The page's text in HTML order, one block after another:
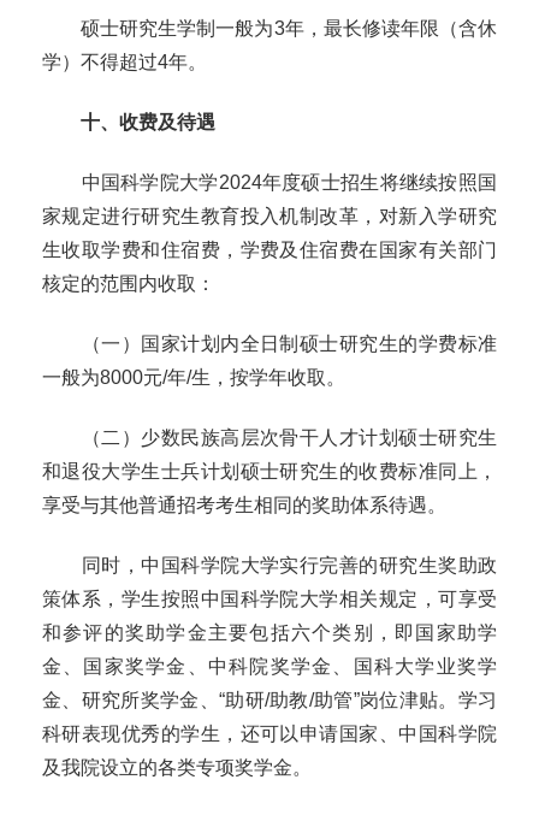
硕士研究生学制一般为3年，最长修读年限（含休
学）不得超过4年。
十、收费及待遇
中国科学院大学2024年度硕士招生将继续按照国
家规定进行研究生教育投入机制改革，对新入学研究
生收取学费和住宿费，学费及住宿费在国家有关部门
核定的范围内收取：
（一）国家计划内全日制硕士研究生的学费标准
一般为8000元/年/生，按学年收取。
（二）少数民族高层次骨干人才计划硕士研究生
和退役大学生士兵计划硕士研究生的收费标准同上，
享受与其他普通招考考生相同的奖助体系待遇。
同时，中国科学院大学实行完善的研究生奖助政
策体系，学生按照中国科学院大学相关规定，可享受
和参评的奖助学金主要包括六个类别，即国家助学
金、国家奖学金、中科院奖学金、国科大学业奖学
金、研究所奖学金、 “助研/助教/助管”岗位津贴。学习
科研表现优秀的学生，还可以申请国家、中国科学院
及我院设立的各类专项奖学金。